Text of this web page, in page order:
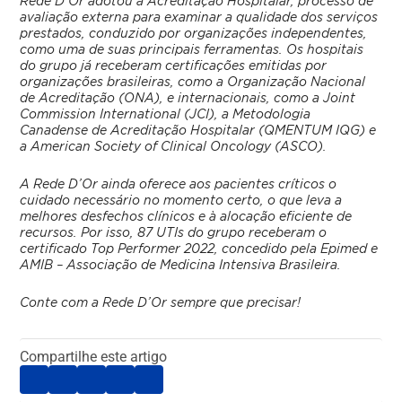
avaliação externa para examinar a qualidade dos serviços
prestados, conduzido por organizações independentes,
como uma de suas principais ferramentas. Os hospitais
do grupo já receberam certificações emitidas por
organizações brasileiras, como a Organização Nacional
de Acreditação (ONA), e internacionais, como a Joint
Commission International (JCI), a Metodologia
Canadense de Acreditação Hospitalar (QMENTUM IQG) e
a American Society of Clinical Oncology (ASCO).
A Rede D’Or ainda oferece aos pacientes críticos o
cuidado necessário no momento certo, o que leva a
melhores desfechos clínicos e à alocação eficiente de
recursos. Por isso, 87 UTIs do grupo receberam o
certificado Top Performer 2022, concedido pela Epimed e
AMIB – Associação de Medicina Intensiva Brasileira.
Conte com a Rede D’Or sempre que precisar!
Compartilhe este artigo